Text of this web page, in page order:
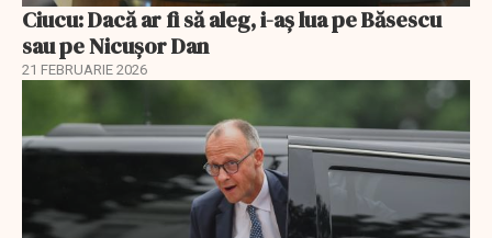
Ciucu: Dacă ar fi să aleg, i-aș lua pe Băsescu
sau pe Nicușor Dan
21 FEBRUARIE 2026